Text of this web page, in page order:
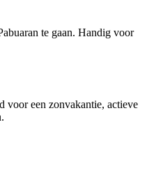
te gaan. Handig voor
voor een zonvakantie, actieve